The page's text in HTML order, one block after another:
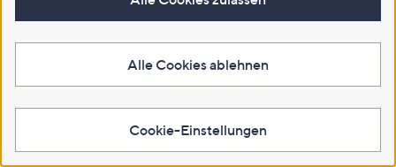
Alle Cookies ablehnen
Cookie-Einstellungen